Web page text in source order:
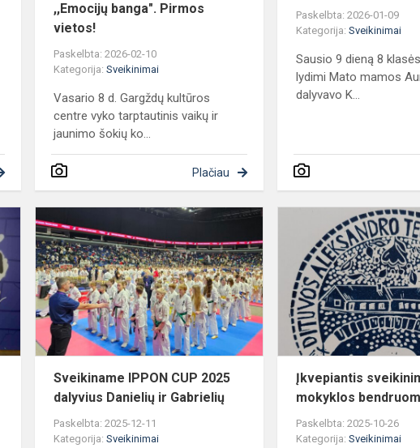
,,Emocijų banga". Pirmos
vietos!
Paskelbta: 2026-02-10
Kategorija:Sveikinimai
Vasario 8 d. Gargždų kultūros
centre vyko tarptautinis vaikų ir
jaunimo šokių ko...
Plačiau
Paskelbta: 2026-01-09
Kategorija:Sveikinimai
Sausio 9 dieną 8
lydimi Mato mamos
dalyvavo K...
Mustafa
Erdem
Klaipedos
mero
gavo
padėką
už
sporto
pasie...
Sveikiname
CUP
2025
dalyvius
Danielių
ir
Gabrielių
Sveikiname IPPON CUP 2025
dalyvius Danielių ir Gabrielių
Paskelbta: 2025-12-11
Kategorija:Sveikinimai
Įkvepiantis
mokyklos
Paskelbta: 2025-10-26
Kategorija:Sveikinimai